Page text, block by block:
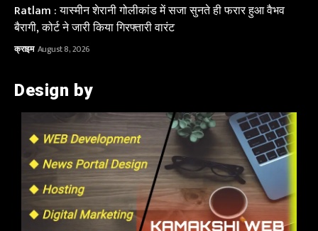
Ratlam : यास्मीन शेरानी गोलीकांड में सजा सुनते ही फरार हुआ वैभव
बैरागी, कोर्ट ने जारी किया गिरफ्तारी वारंट
क्राइम August 8, 2026
Design by